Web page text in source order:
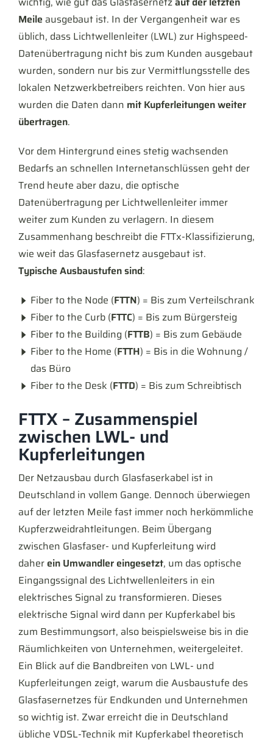
Meile ausgebaut ist. In der Vergangenheit war es
üblich, dass Lichtwellenleiter (LWL) zur Highspeed-
Datenübertragung nicht bis zum Kunden ausgebaut
wurden, sondern nur bis zur Vermittlungsstelle des
lokalen Netzwerkbetreibers reichten. Von hier aus
wurden die Daten dann mit Kupferleitungen weiter
übertragen.
Vor dem Hintergrund eines stetig wachsenden
Bedarfs an schnellen Internetanschlüssen geht der
Trend heute aber dazu, die optische
Datenübertragung per Lichtwellenleiter immer
weiter zum Kunden zu verlagern. In diesem
Zusammenhang beschreibt die FTTx-Klassifizierung,
wie weit das Glasfasernetz ausgebaut ist.
Typische Ausbaustufen sind:
Fiber to the Node (FTTN) = Bis zum Verteilschrank
Fiber to the Curb (FTTC) = Bis zum Bürgersteig
Fiber to the Building (FTTB) = Bis zum Gebäude
Fiber to the Home (FTTH) = Bis in die Wohnung /
das Büro
Fiber to the Desk (FTTD) = Bis zum Schreibtisch
FTTX – Zusammenspiel
zwischen LWL- und
Kupferleitungen
Der Netzausbau durch Glasfaserkabel ist in
Deutschland in vollem Gange. Dennoch überwiegen
auf der letzten Meile fast immer noch herkömmliche
Kupferzweidrahtleitungen. Beim Übergang
zwischen Glasfaser- und Kupferleitung wird
daherein Umwandler eingesetzt, um das optische
Eingangssignal des Lichtwellenleiters in ein
elektrisches Signal zu transformieren. Dieses
elektrische Signal wird dann per Kupferkabel bis
zum Bestimmungsort, also beispielsweise bis in die
Räumlichkeiten von Unternehmen, weitergeleitet.
Ein Blick auf die Bandbreiten von LWL- und
Kupferleitungen zeigt, warum die Ausbaustufe des
Glasfasernetzes für Endkunden und Unternehmen
so wichtig ist. Zwar erreicht die in Deutschland
übliche VDSL-Technik mit Kupferkabel theoretisch